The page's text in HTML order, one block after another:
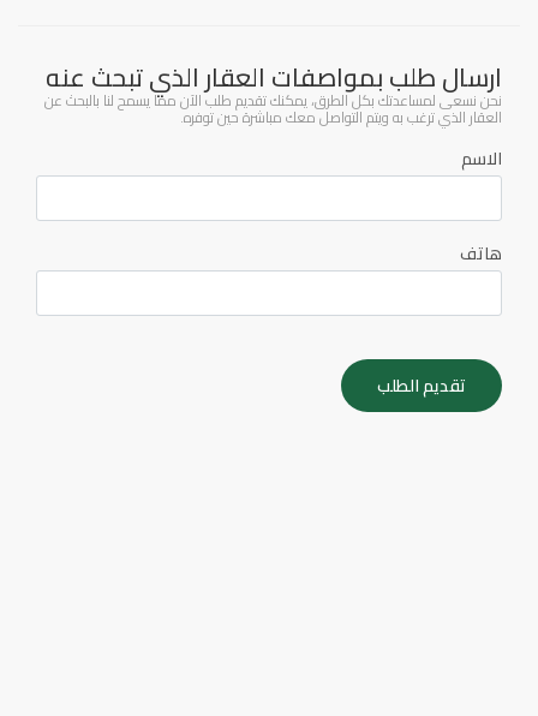
ارسال طلب بمواصفات العقار الذي تبحث عنه
نحن نسعى لمساعدتك بكل الطرق، يمكنك تقديم طلب الآن مما يسمح لنا بالبحث عن
العقار الذي ترغب به ويتم التواصل معك مباشرة حين توفره.
الاسم
هاتف
تقديم الطلب